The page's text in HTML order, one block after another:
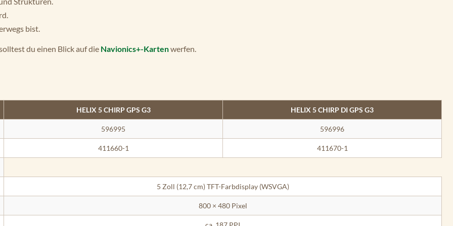
bist.
du einen Blick auf die Navionics+-Kartenwerfen.
HELIX 5 CHIRP GPS G3 HELIX 5 CHIRP DI GPS G3
596995 596996
411660-1 411670-1
5 Zoll (12,7 cm) TFT-Farbdisplay (WSVGA)
800 × 480 Pixel